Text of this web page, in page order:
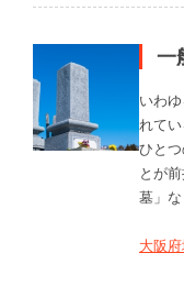
一
いわ
れて
ひと
とが
墓」な
大阪